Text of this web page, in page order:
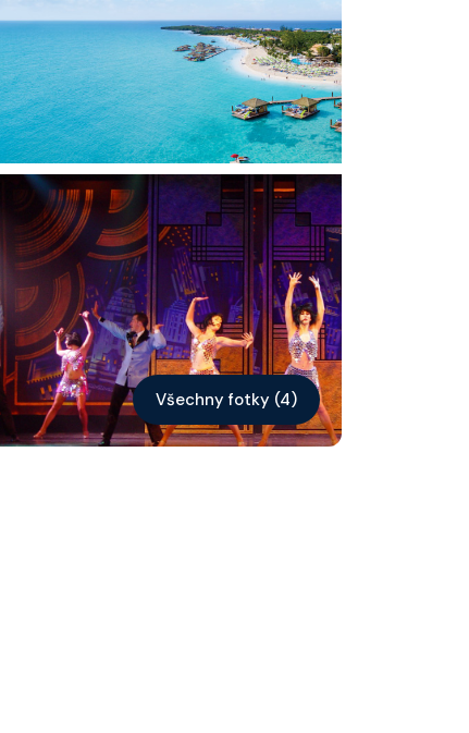
Kontakt
Vyhledat plavbu
Všechny fotky (4)